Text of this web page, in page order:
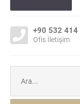
+90 532 414
Ofis İletişim
ara: